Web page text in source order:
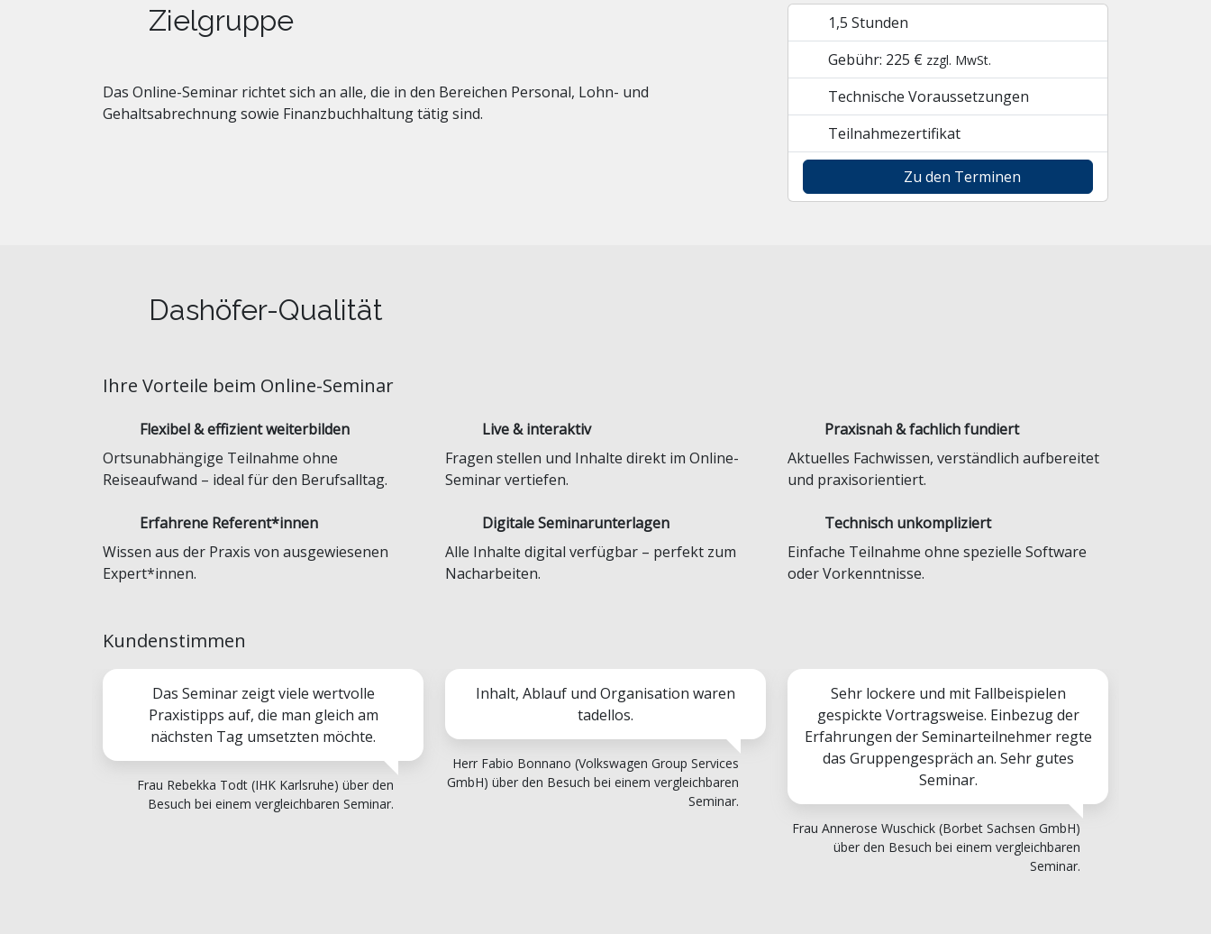
Zielgruppe
Das Online-Seminar richtet sich an alle, die in den Bereichen Personal, Lohn- und
Gehaltsabrechnung sowie Finanzbuchhaltung tätig sind.
1,5 Stunden
Gebühr: 225 € zzgl. MwSt.
Technische Voraussetzungen
Teilnahmezertifikat
Zu den Terminen
Dashöfer-Qualität
Ihre Vorteile beim Online-Seminar
Flexibel & effizient weiterbilden
Ortsunabhängige Teilnahme ohne
Reiseaufwand – ideal für den Berufsalltag.
Live & interaktiv
Fragen stellen und Inhalte direkt im Online-
Seminar vertiefen.
Praxisnah & fachlich fundiert
Aktuelles Fachwissen, verständlich aufbereitet
und praxisorientiert.
Erfahrene Referent*innen
Wissen aus der Praxis von ausgewiesenen
Expert*innen.
Digitale Seminar­unterlagen
Alle Inhalte digital verfügbar – perfekt zum
Nacharbeiten.
Technisch unkompliziert
Einfache Teilnahme ohne spezielle Software
oder Vorkenntnisse.
Kundenstimmen
Das Seminar zeigt viele wertvolle
Praxistipps auf, die man gleich am
nächsten Tag umsetzten möchte.
Frau Rebekka Todt (IHK Karlsruhe) über den
Besuch bei einem vergleichbaren Seminar.
Inhalt, Ablauf und Organisation waren
tadellos.
Herr Fabio Bonnano (Volkswagen Group Services
GmbH) über den Besuch bei einem vergleichbaren
Seminar.
Sehr lockere und mit Fallbeispielen
gespickte Vortragsweise. Einbezug der
Erfahrungen der Seminarteilnehmer regte
das Gruppengespräch an. Sehr gutes
Seminar.
Frau Annerose Wuschick (Borbet Sachsen GmbH)
über den Besuch bei einem vergleichbaren
Seminar.